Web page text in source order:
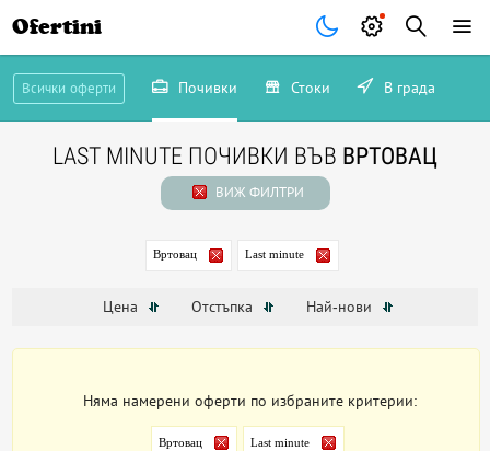
Ofertini
Всички оферти Почивки Стоки В града
LAST MINUTE ПОЧИВКИ ВЪВ ВРТОВАЦ
ВИЖ ФИЛТРИ
Вртовац Last minute
Цена Отстъпка Най-нови
Няма намерени оферти по избраните критерии:
Вртовац Last minute